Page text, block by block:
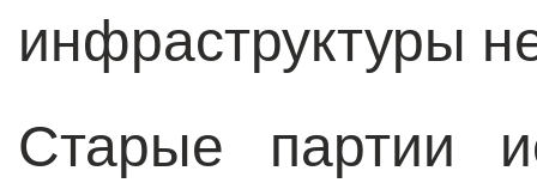
инфраструктуры
Старые партии